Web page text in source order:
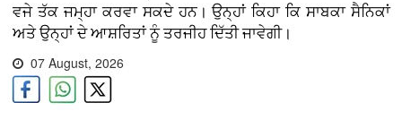
ਵਜੇ ਤੱਕ ਜਮ੍ਹਾ ਕਰਵਾ ਸਕਦੇ ਹਨ। ਉਨ੍ਹਾਂ ਕਿਹਾ ਕਿ ਸਾਬਕਾ ਸੈਨਿਕਾਂ
ਅਤੇ ਉਨ੍ਹਾਂ ਦੇ ਆਸ਼ਰਿਤਾਂ ਨੂੰ ਤਰਜੀਹ ਦਿੱਤੀ ਜਾਵੇਗੀ।
07 August, 2026